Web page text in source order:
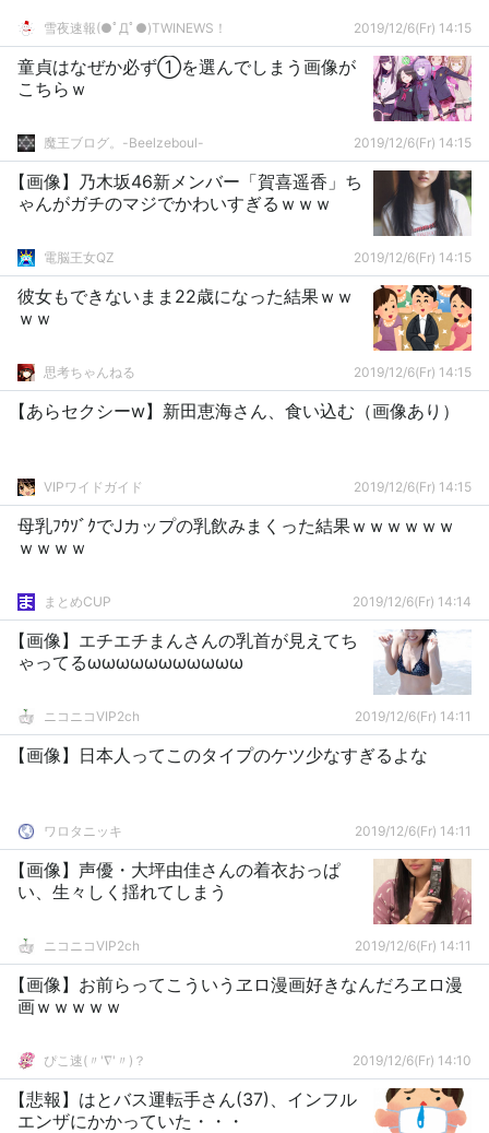
雪夜速報(●ﾟДﾟ●)TWINEWS！ 2019/12/6(Fr) 14:15
童貞はなぜか必ず①を選んでしまう画像が
こちらｗ
魔王ブログ。-Beelzeboul- 2019/12/6(Fr) 14:15
【画像】乃木坂46新メンバー「賀喜遥香」ち
ゃんがガチのマジでかわいすぎるｗｗｗ
電脳王女QZ 2019/12/6(Fr) 14:15
彼女もできないまま22歳になった結果ｗｗ
ｗｗ
思考ちゃんねる 2019/12/6(Fr) 14:15
【あらセクシーw】新田恵海さん、食い込む（画像あり）
VIPワイドガイド 2019/12/6(Fr) 14:15
母乳ﾌｳｿﾞｸでJカップの乳飲みまくった結果ｗｗｗｗｗｗ
ｗｗｗｗ
まとめCUP 2019/12/6(Fr) 14:14
【画像】エチエチまんさんの乳首が見えてち
ゃってるωωωωωωωωωωω
ニコニコVIP2ch 2019/12/6(Fr) 14:11
【画像】日本人ってこのタイプのケツ少なすぎるよな
ワロタニッキ 2019/12/6(Fr) 14:11
【画像】声優・大坪由佳さんの着衣おっぱ
い、生々しく揺れてしまう
ニコニコVIP2ch 2019/12/6(Fr) 14:11
【画像】お前らってこういうヱロ漫画好きなんだろヱロ漫
画ｗｗｗｗｗ
ぴこ速(〃'∇'〃)？ 2019/12/6(Fr) 14:10
【悲報】はとバス運転手さん(37)、インフル
エンザにかかっていた・・・